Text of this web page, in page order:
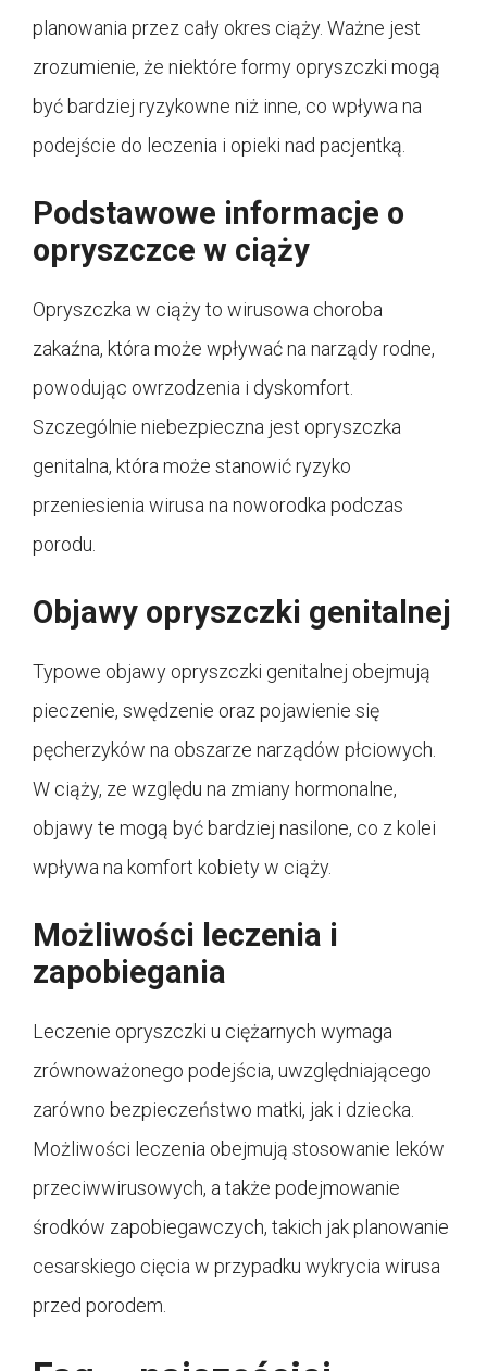
planowania przez cały okres ciąży. Ważne jest
zrozumienie, że niektóre formy opryszczki mogą
być bardziej ryzykowne niż inne, co wpływa na
podejście do leczenia i opieki nad pacjentką.
Podstawowe informacje o
opryszczce w ciąży
Opryszczka w ciąży to wirusowa choroba
zakaźna, która może wpływać na narządy rodne,
powodując owrzodzenia i dyskomfort.
Szczególnie niebezpieczna jest opryszczka
genitalna, która może stanowić ryzyko
przeniesienia wirusa na noworodka podczas
porodu.
Objawy opryszczki genitalnej
Typowe objawy opryszczki genitalnej obejmują
pieczenie, swędzenie oraz pojawienie się
pęcherzyków na obszarze narządów płciowych.
W ciąży, ze względu na zmiany hormonalne,
objawy te mogą być bardziej nasilone, co z kolei
wpływa na komfort kobiety w ciąży.
Możliwości leczenia i
zapobiegania
Leczenie opryszczki u ciężarnych wymaga
zrównoważonego podejścia, uwzględniającego
zarówno bezpieczeństwo matki, jak i dziecka.
Możliwości leczenia obejmują stosowanie leków
przeciwwirusowych, a także podejmowanie
środków zapobiegawczych, takich jak planowanie
cesarskiego cięcia w przypadku wykrycia wirusa
przed porodem.